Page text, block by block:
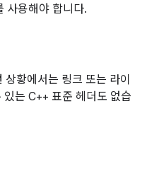
사용해야 합니다.
황에서는 링크 또는 라이
는 C++ 표준 헤더도 없습